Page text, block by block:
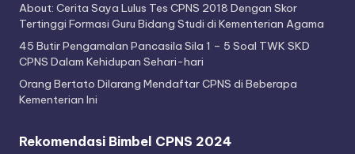
About: Cerita Saya Lulus Tes CPNS 2018 Dengan Skor
Tertinggi Formasi Guru Bidang Studi di Kementerian Agama
45 Butir Pengamalan Pancasila Sila 1 – 5 Soal TWK SKD
CPNS Dalam Kehidupan Sehari-hari
Orang Bertato Dilarang Mendaftar CPNS di Beberapa
Kementerian Ini
Rekomendasi Bimbel CPNS 2024